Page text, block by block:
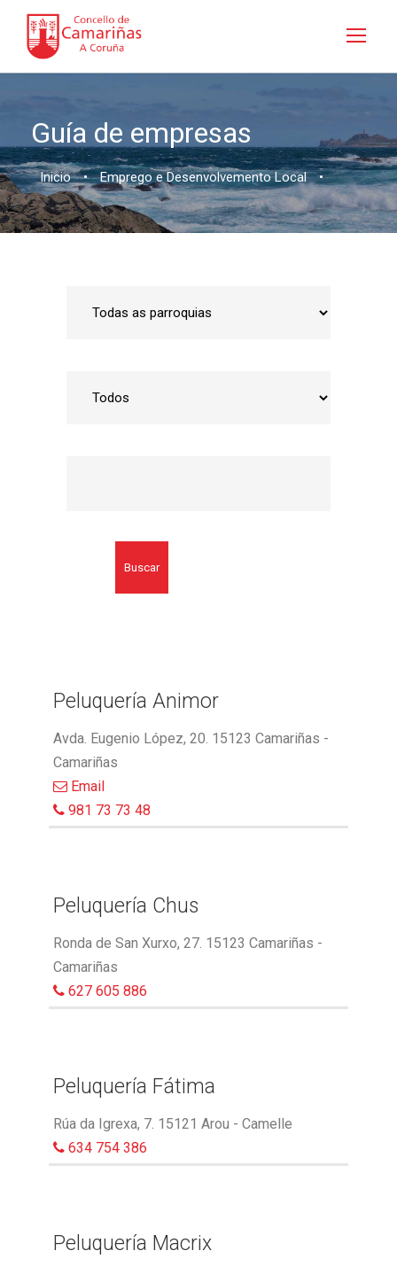
Guía de empresas
Inicio • Emprego e Desenvolvemento Local •
Buscar
Peluquería Animor
Avda. Eugenio López, 20. 15123 Camariñas -
Camariñas
Email
981 73 73 48
Peluquería Chus
Ronda de San Xurxo, 27. 15123 Camariñas -
Camariñas
627 605 886
Peluquería Fátima
Rúa da Igrexa, 7. 15121 Arou - Camelle
634 754 386
Peluquería Macrix